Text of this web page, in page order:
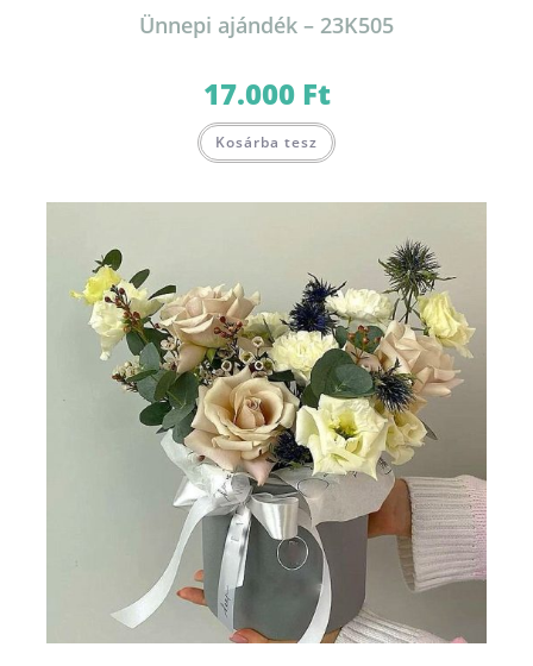
Ünnepi ajándék – 23K505
17.000 Ft
Kosárba tesz